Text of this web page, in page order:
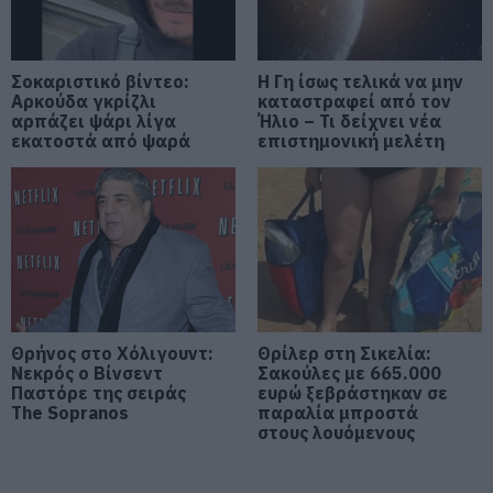
08.08.2026 | 10:00
Εύβοια: Διακοπή ρεύματος αύριο
πολλές περιοχές- Πίνακας
08.08.2026 | 09:40
Άρχισε τις διακοπές ο
Μητσοτάκης: Φαγητό και κρασί
σε γνωστό στέκι
08.08.2026 | 09:20
Συγκίνηση και βαθιά πίστη στην
Εύβοια! Τίμησαν τον Όσιο Ιωάννη
του Ρώσσο για το θαύμα της
βροχής στη φωτιά του 2021
08.08.2026 | 09:00
Σοκαριστικό βίντεο:
Αρκούδα γκρίζλι
αρπάζει ψάρι λίγα
εκατοστά από ψαρά
Η Γη ίσως τελικά να μην
καταστραφεί από τον
Ήλιο – Τι δείχνει νέα
επιστημονική μελέτη
Θρήνος στο Χόλιγουντ:
Νεκρός ο Βίνσεντ
Παστόρε της σειράς
The Sopranos
Θρίλερ στη Σικελία:
Σακούλες με 665.000
ευρώ ξεβράστηκαν σε
παραλία μπροστά
στους λουόμενους